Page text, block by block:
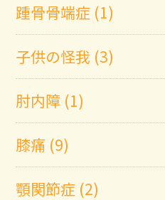
踵骨骨端症 (1)
子供の怪我 (3)
肘内障 (1)
膝痛 (9)
顎関節症 (2)